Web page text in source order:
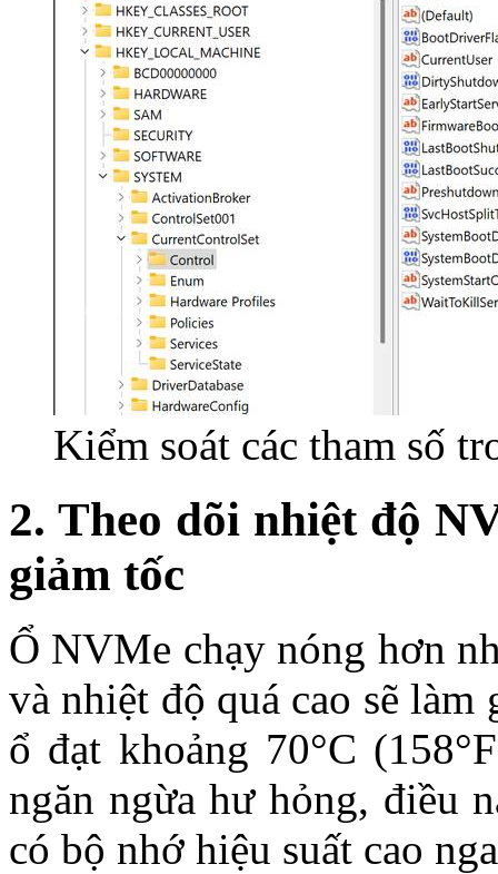
Kiểm soát các tham số
2. Theo dõi nhiệt độ
giảm tốc
Ổ NVMe chạy nóng hơn
và nhiệt độ quá cao sẽ
ổ đạt khoảng 70°C
ngăn ngừa hư hỏng, điều
có bộ nhớ hiệu suất cao